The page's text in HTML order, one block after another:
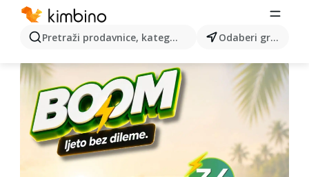
Pretraži prodavnice, kategorije, proizvode... Odaberi grad